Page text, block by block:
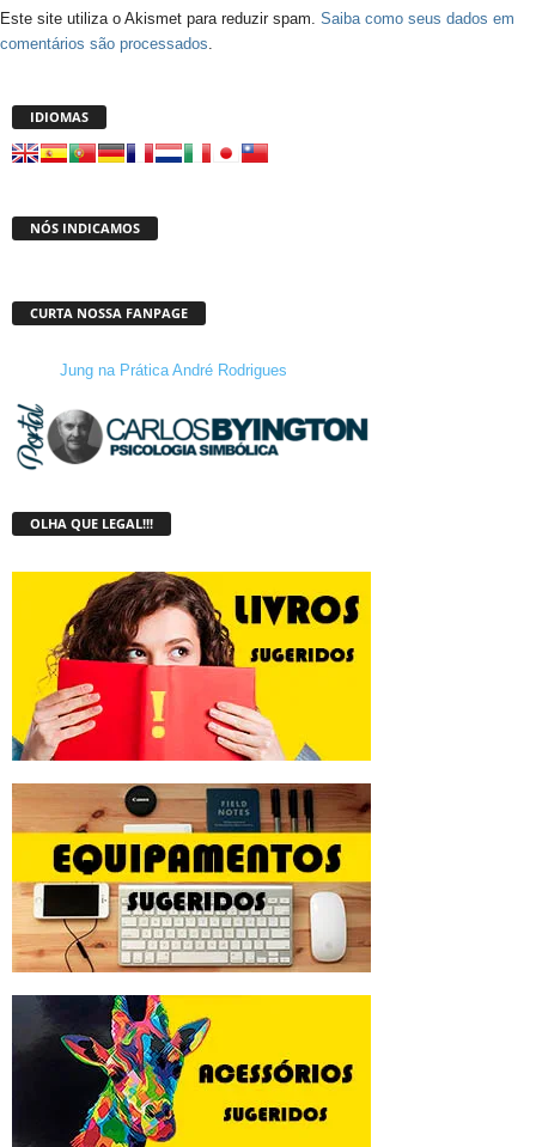
Este site utiliza o Akismet para reduzir spam. Saiba como seus dados em
comentários são processados
IDIOMAS
NÓS INDICAMOS
CURTA NOSSA FANPAGE
Jung na Prática André Rodrigues
OLHA QUE LEGAL!!!